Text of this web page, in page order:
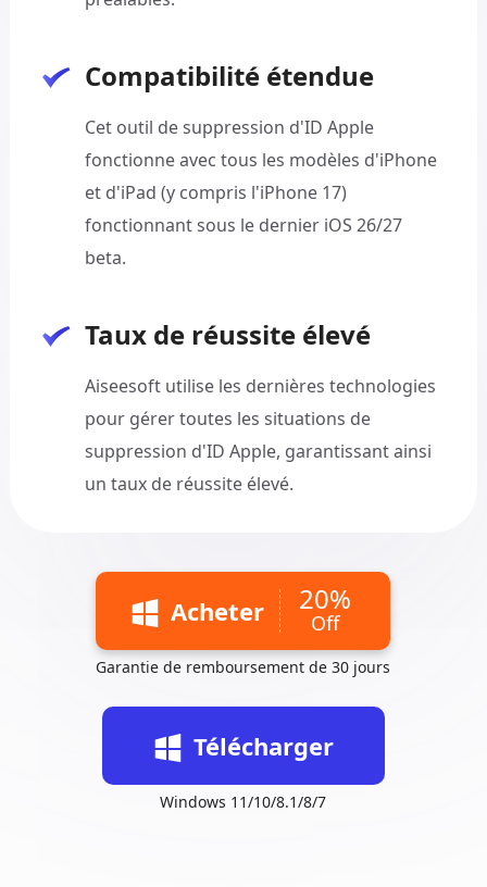
Compatibilité étendue
Cet outil de suppression d'ID Apple
fonctionne avec tous les modèles d'iPhone
et d'iPad (y compris l'iPhone 17)
fonctionnant sous le dernier iOS 26/27
beta.
Taux de réussite élevé
Aiseesoft utilise les dernières technologies
pour gérer toutes les situations de
suppression d'ID Apple, garantissant ainsi
un taux de réussite élevé.
Acheter 20%
Off
Garantie de remboursement de 30 jours
Télécharger
Windows 11/10/8.1/8/7